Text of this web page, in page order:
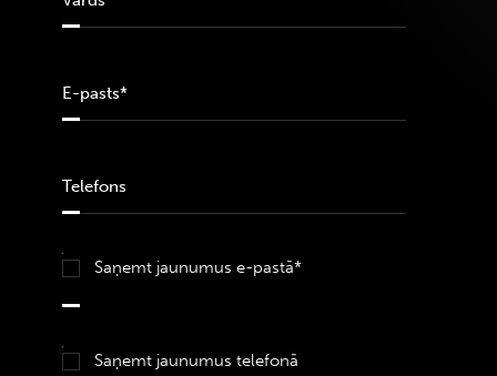
Saņemt jaunumus e-pastā*
Saņemt jaunumus telefonā